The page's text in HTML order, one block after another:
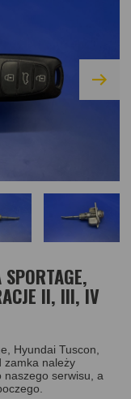
II, III, IV
Hyundai Tuscon,
zamka należy
naszego serwisu, a